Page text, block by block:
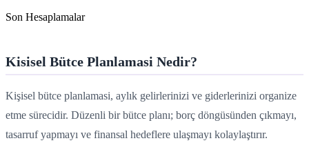
Son Hesaplamalar
Kisisel Bütce Planlamasi Nedir?
Kişisel bütce planlamasi, aylık gelirlerinizi ve giderlerinizi organize
etme sürecidir. Düzenli bir bütce planı; borç döngüsünden çıkmayı,
tasarruf yapmayı ve finansal hedeflere ulaşmayı kolaylaştırır.